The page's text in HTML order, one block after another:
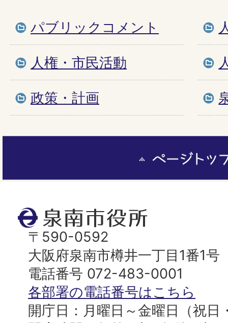
パブリックコメント
人権・市民活動
政策・計画
泉
南
市
役
所
〒590-0592
大阪府泉南市樽井一丁目1番1号
電話番号 072-483-0001
各部署の電話番号はこちら
開庁日：月曜日～金曜日（祝日